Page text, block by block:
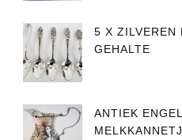
5 X ZILVEREN
GEHALTE
ANTIEK